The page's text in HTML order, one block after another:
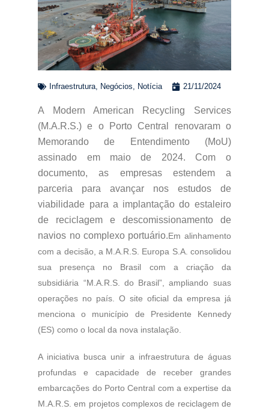
Infraestrutura, Negócios, Notícia 21/11/2024
A Modern American Recycling Services
(M.A.R.S.) e o Porto Central renovaram o
Memorando de Entendimento (MoU)
assinado em maio de 2024. Com o
documento, as empresas estendem a
parceria para avançar nos estudos de
viabilidade para a implantação do estaleiro
de reciclagem e descomissionamento de
navios no complexo portuário.Em alinhamento
com a decisão, a M.A.R.S. Europa S.A. consolidou
sua presença no Brasil com a criação da
subsidiária “M.A.R.S. do Brasil”, ampliando suas
operações no país. O site oficial da empresa já
menciona o município de Presidente Kennedy
(ES) como o local da nova instalação.
A iniciativa busca unir a infraestrutura de águas
profundas e capacidade de receber grandes
embarcações do Porto Central com a expertise da
M.A.R.S. em projetos complexos de reciclagem de